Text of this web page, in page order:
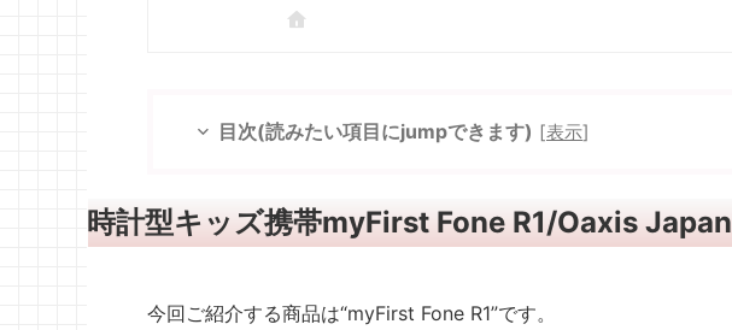
目次(読みたい項目にjumpできます) [表示]
時計型キッズ携帯myFirst Fone R1/Oaxis Japan
今回ご紹介する商品は“myFirst Fone R1”です。